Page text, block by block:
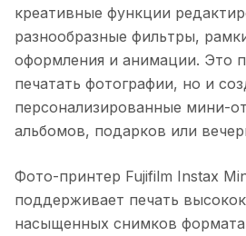
креативные функции
разнообразные фильтры,
оформления и анимации. Это
печатать фотографии, но и
персонализированные мини-
альбомов, подарков или
Фото-принтер Fujifilm Instax
поддерживает печать
насыщенных снимков формата